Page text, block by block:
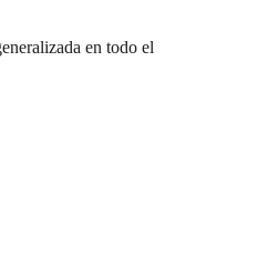
en todo el